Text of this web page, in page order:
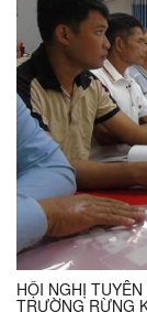
HỘI NGHỊ
TRƯỜNG RỪNG